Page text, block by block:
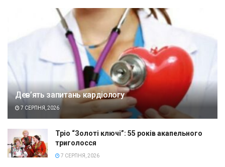
Дев’ять запитань кардіологу
7 СЕРПНЯ, 2026
Тріо “Золоті ключі”: 55 років акапельного
триголосся
7 СЕРПНЯ, 2026